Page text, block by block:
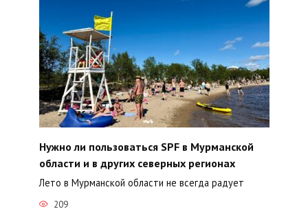
Нужно ли пользоваться SPF в Мурманской
области и в других северных регионах
Лето в Мурманской области не всегда радует
209